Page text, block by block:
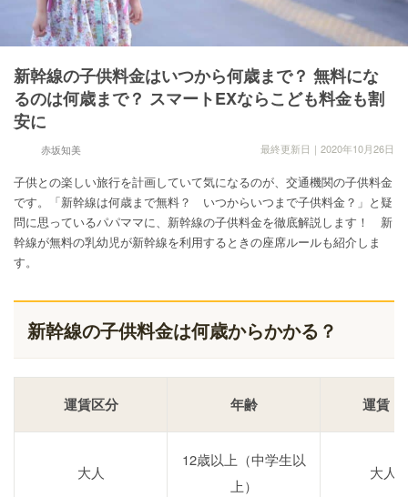
新幹線の子供料金はいつから何歳まで？ 無料にな
るのは何歳まで？ スマートEXならこども料金も割
安に
赤坂知美 最終更新日｜2020年10月26日
子供との楽しい旅行を計画していて気になるのが、交通機関の子供料金
です。「新幹線は何歳まで無料？ いつからいつまで子供料金？」と疑
問に思っているパパママに、新幹線の子供料金を徹底解説します！ 新
幹線が無料の乳幼児が新幹線を利用するときの座席ルールも紹介しま
す。
新幹線の子供料金は何歳からかかる？
運賃区分 年齢 運賃・
大人
12歳以上（中学生以
上）
大人